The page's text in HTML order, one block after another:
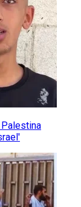
Palestina